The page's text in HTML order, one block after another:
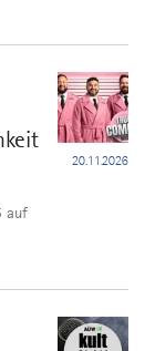
20.11.2026
auf